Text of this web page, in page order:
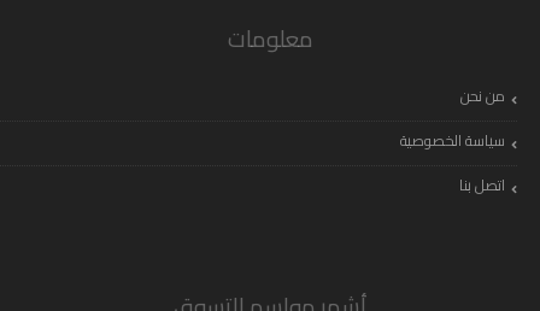
معلومات
من نحن
سياسة الخصوصية
اتصل بنا